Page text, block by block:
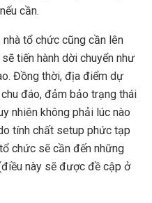
cần.
tổ chức cũng cần lên
tiến hành dời chuyển như
Đồng thời, địa điểm dự
đáo, đảm bảo trạng thái
nhiên không phải lúc nào
tính chất setup phức tạp
chức sẽ cần đến những
này sẽ được đề cập ở